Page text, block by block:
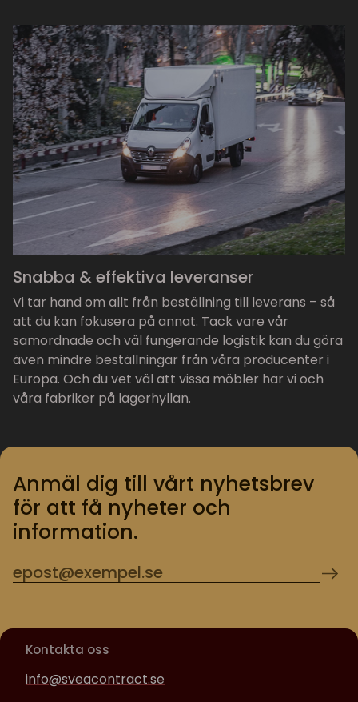
Snabba & effektiva leveranser
Vi tar hand om allt från beställning till leverans – så
att du kan fokusera på annat. Tack vare vår
samordnade och väl fungerande logistik kan du göra
även mindre beställningar från våra producenter i
Europa. Och du vet väl att vissa möbler har vi och
våra fabriker på lagerhyllan.
Anmäl dig till vårt nyhetsbrev
för att få nyheter och
information.
Kontakta oss
info@sveacontract.se